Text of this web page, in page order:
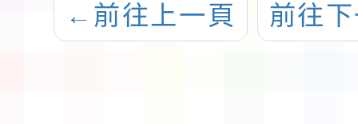
← 前往上一頁 前往